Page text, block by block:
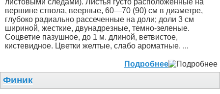
листовыми следами). Листья густо расположенные на
вершине ствола, веерные, 60—70 (90) см в диаметре,
глубоко радиально рассеченные на доли; доли 3 см
шириной, жесткие, двунадрезные, темно-зеленые.
Соцветие пазушное, до 1 м. длиной, ветвистое,
кистевидное. Цветки желтые, слабо ароматные. ...
Подробнее
Финик